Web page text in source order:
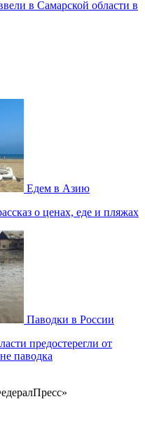
в Самарской области в
Едем в Азию
о ценах, еде и пляжах
Паводки в России
предостерегли от
паводка